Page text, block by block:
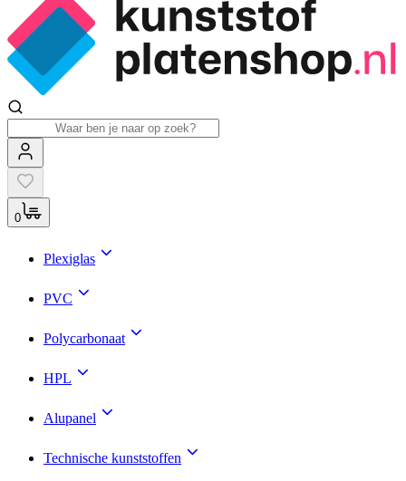
0
Plexiglas
PVC
Polycarbonaat
HPL
Alupanel
Technische kunststoffen